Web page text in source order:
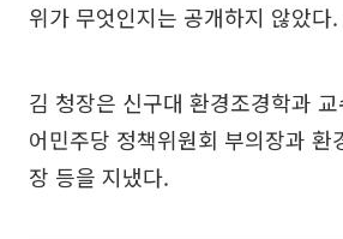
위가 무엇인지는 공개하지 않았다.
김 청장은 신구대 환경조경학과
어민주당 정책위원회 부의장과 환
장 등을 지냈다.